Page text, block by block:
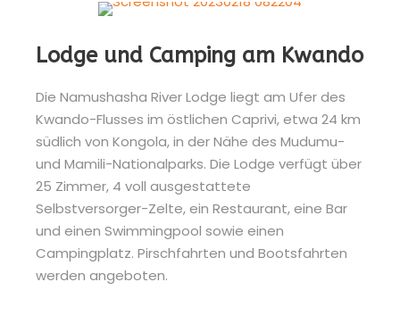
Lodge und Camping am Kwando
Die Namushasha River Lodge liegt am Ufer des
Kwando-Flusses im östlichen Caprivi, etwa 24 km
südlich von Kongola, in der Nähe des Mudumu-
und Mamili-Nationalparks. Die Lodge verfügt über
25 Zimmer, 4 voll ausgestattete
Selbstversorger-Zelte, ein Restaurant, eine Bar
und einen Swimmingpool sowie einen
Campingplatz. Pirschfahrten und Bootsfahrten
werden angeboten.